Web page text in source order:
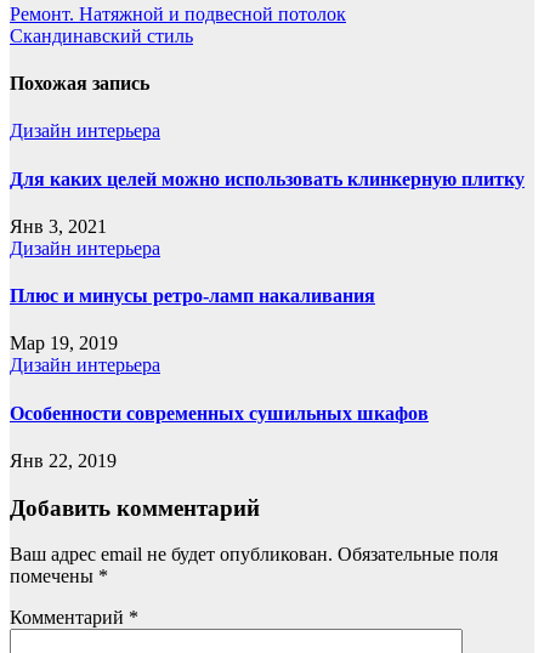
Навигация
по
записям
Ремонт. Натяжной и подвесной потолок
Скандинавский стиль
Похожая запись
Дизайн интерьера
Для каких целей можно использовать клинкерную плитку
Янв 3, 2021
Дизайн интерьера
Плюс и минусы ретро-ламп накаливания
Мар 19, 2019
Дизайн интерьера
Особенности современных сушильных шкафов
Янв 22, 2019
Добавить комментарий
Ваш адрес email не будет опубликован. Обязательные поля
помечены *
Комментарий *